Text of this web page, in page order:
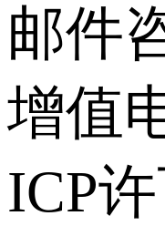
邮件
增值
ICP